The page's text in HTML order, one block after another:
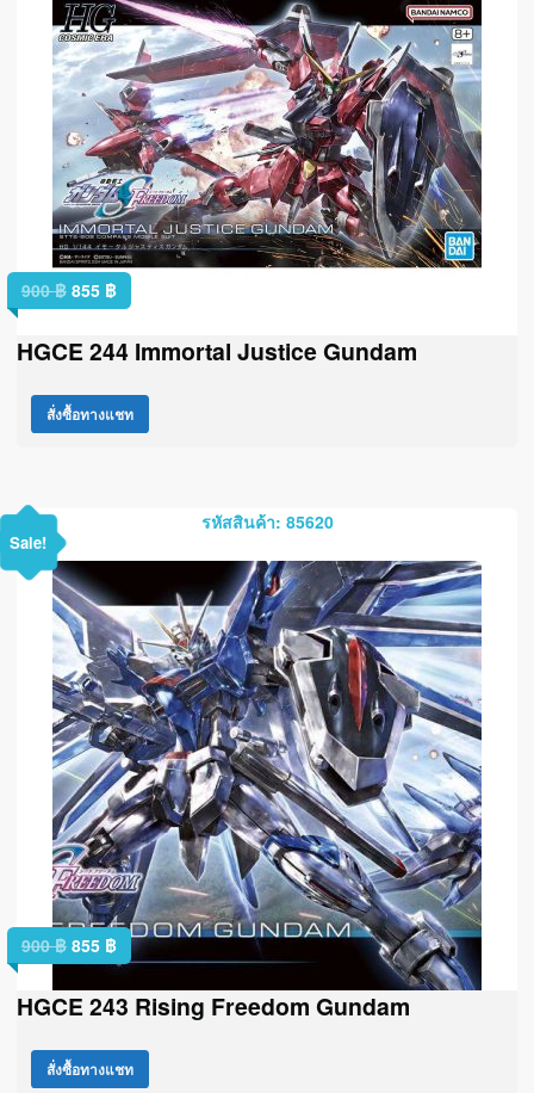
900฿ 855 ฿
HGCE 244 Immortal Justice Gundam
สั่งซื้อทางแชท
รหัสสินค้า: 85620
Sale!
900฿ 855 ฿
HGCE 243 Rising Freedom Gundam
สั่งซื้อทางแชท